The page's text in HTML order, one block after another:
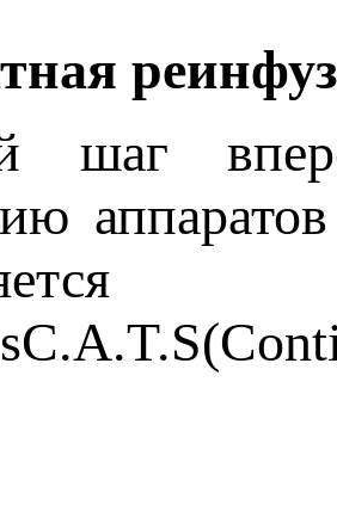
шаг